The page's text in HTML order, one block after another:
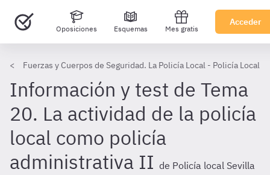
Oposiciones Esquemas Mes gratis
Acceder
Fuerzas y Cuerpos de Seguridad. La Policía Local - Policía Local
Información y test de Tema
20. La actividad de la policía
local como policía
administrativa II de Policía local Sevilla